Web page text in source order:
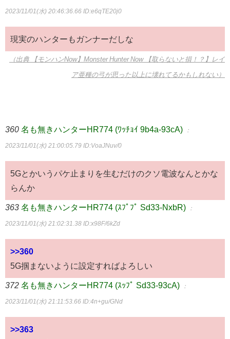
2023/11/01(水) 20:46:36.66 ID:e6qTE20j0
現実のハンターもガンナーだしな
（出典 【モンハンNow】Monster Hunter Now 【取らないと損！？】レイ
ア亜種の弓が思った以上に壊れてるかもしれない）
360 名も無きハンターHR774 (ﾜｯﾁｮｲ 9b4a-93cA) ：
2023/11/01(水) 21:00:05.79 ID:VoaJNuv/0
5Gとかいうパケ止まりを生むだけのクソ電波なんとかな
らんか
363 名も無きハンターHR774 (ｽﾌﾟﾌﾟ Sd33-NxbR) ：
2023/11/01(水) 21:02:31.38 ID:x98F/6kZd
>>360
5G掴まないように設定すればよろしい
372 名も無きハンターHR774 (ｽｯﾌﾟ Sd33-93cA) ：
2023/11/01(水) 21:11:53.66 ID:4n+gu/GNd
>>363